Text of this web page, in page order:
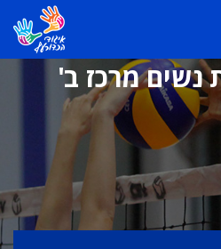
נשים מרכז ב'